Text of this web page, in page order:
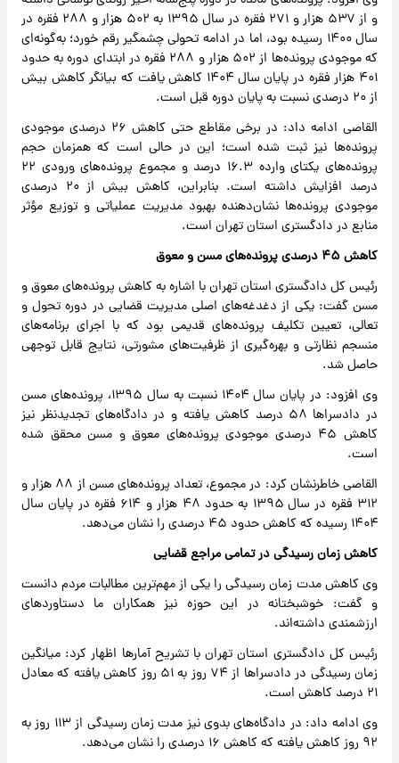
و از ۵۳۷ هزار و ۲۷۱ فقره در سال ۱۳۹۵ به ۵۰۲ هزار و ۲۸۸ فقره در
سال ۱۴۰۰ رسیده بود، اما در ادامه تحولی چشمگیر رقم خورد؛ به‌گونه‌ای
که موجودی پرونده‌ها از ۵۰۲ هزار و ۲۸۸ فقره در ابتدای دوره به حدود
۴۰۱ هزار فقره در پایان سال ۱۴۰۴ کاهش یافت که بیانگر کاهش بیش
القاصی ادامه داد: در برخی مقاطع حتی کاهش ۲۶ درصدی موجودی
پرونده‌ها نیز ثبت شده است؛ این در حالی است که همزمان حجم
پرونده‌های یکتای وارده ۱۶.۳ درصد و مجموع پرونده‌های ورودی ۲۲
درصد افزایش داشته است. بنابراین، کاهش بیش از ۲۰ درصدی
موجودی پرونده‌ها نشان‌دهنده بهبود مدیریت عملیاتی و توزیع مؤثر
منابع در دادگستری استان تهران است.
کاهش ۴۵ درصدی پرونده‌های مسن و معوق
رئیس کل دادگستری استان تهران با اشاره به کاهش پرونده‌های معوق و
مسن گفت: یکی از دغدغه‌های اصلی مدیریت قضایی در دوره تحول و
تعالی، تعیین تکلیف پرونده‌های قدیمی بود که با اجرای برنامه‌های
منسجم نظارتی و بهره‌گیری از ظرفیت‌های مشورتی، نتایج قابل توجهی
حاصل شد.
وی افزود: در پایان سال ۱۴۰۴ نسبت به سال ۱۳۹۵، پرونده‌های مسن
در دادسراها ۵۸ درصد کاهش یافته و در دادگاه‌های تجدیدنظر نیز
کاهش ۴۵ درصدی موجودی پرونده‌های معوق و مسن محقق شده
است.
القاصی خاطرنشان کرد: در مجموع، تعداد پرونده‌های مسن از ۸۸ هزار و
۳۱۲ فقره در سال ۱۳۹۵ به حدود ۴۸ هزار و ۶۱۴ فقره در پایان سال
۱۴۰۴ رسیده که کاهش حدود ۴۵ درصدی را نشان می‌دهد.
کاهش زمان رسیدگی در تمامی مراجع قضایی
وی کاهش مدت زمان رسیدگی را یکی از مهم‌ترین مطالبات مردم دانست
و گفت: خوشبختانه در این حوزه نیز همکاران ما دستاوردهای
ارزشمندی داشته‌اند.
رئیس کل دادگستری استان تهران با تشریح آمارها اظهار کرد: میانگین
زمان رسیدگی در دادسراها از ۷۴ روز به ۵۱ روز کاهش یافته که معادل
وی ادامه داد: در دادگاه‌های بدوی نیز مدت زمان رسیدگی از ۱۱۳ روز به
۹۲ روز کاهش یافته که کاهش ۱۶ درصدی را نشان می‌دهد.